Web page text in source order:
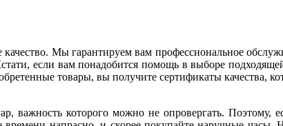
Мы гарантируем вам профессиональное
если вам понадобится помощь в выборе
товары, вы получите сертификаты качества,
важность которого можно не опровергать. Поэтому,